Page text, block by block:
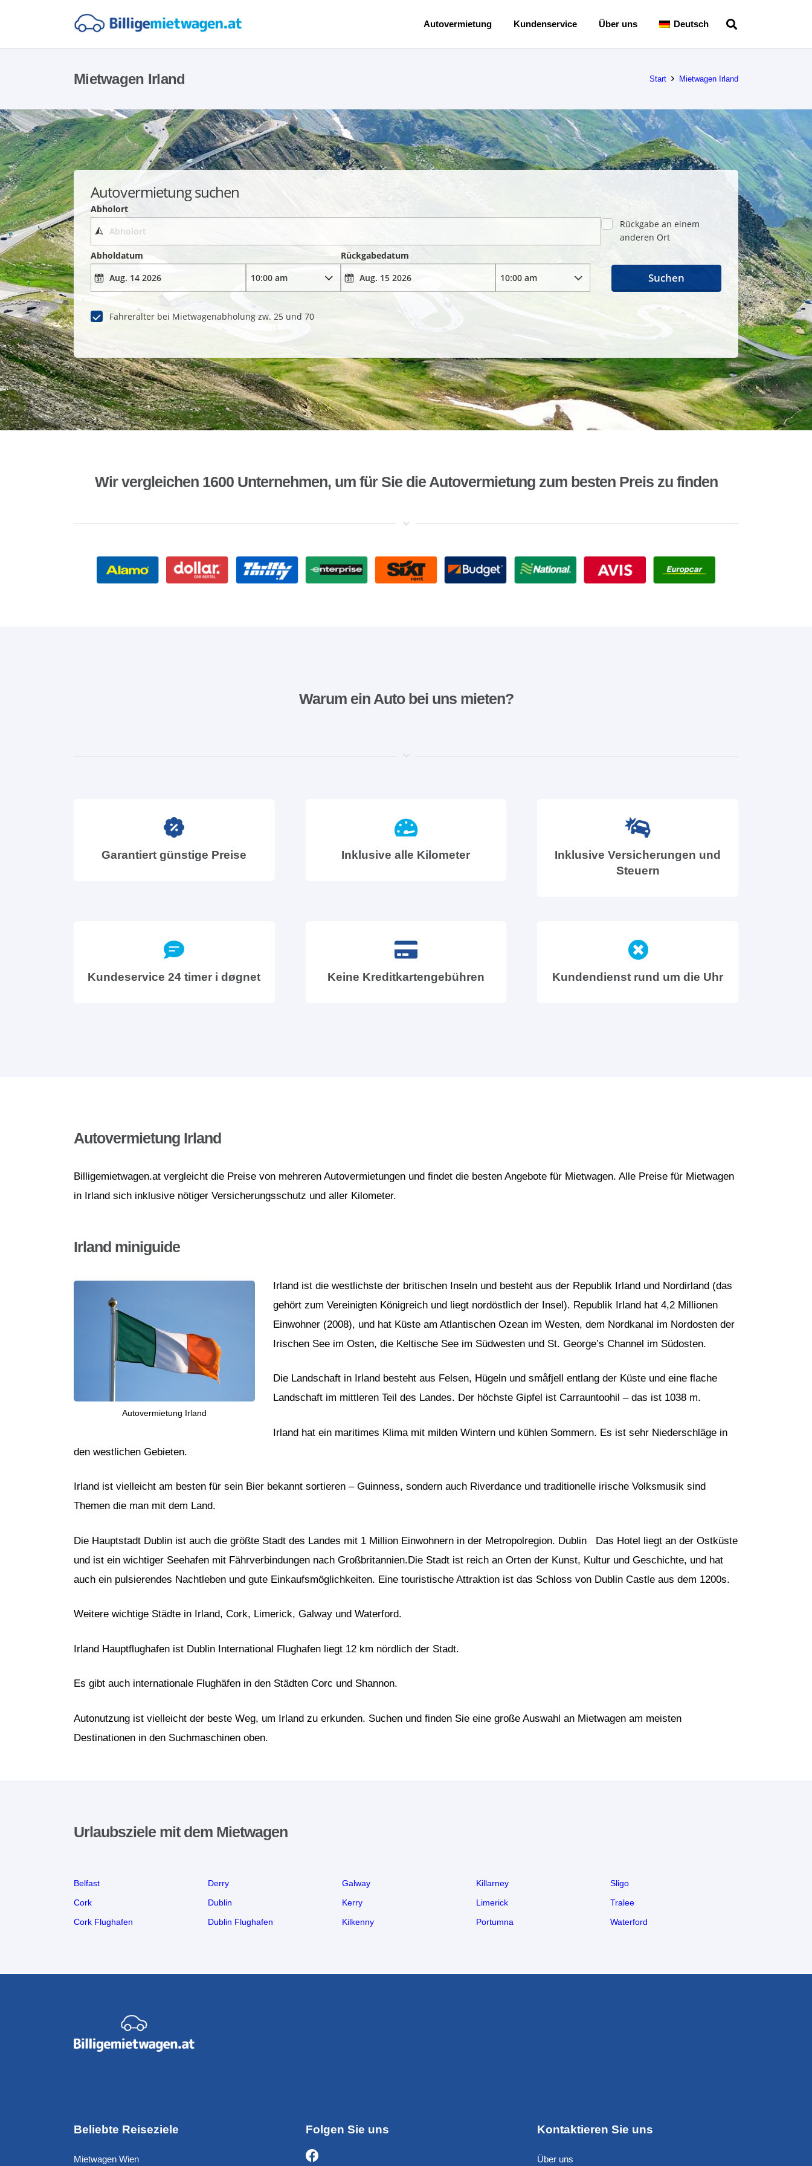
Autovermietung Kundenservice Über uns Deutsch
Mietwagen Irland Start Mietwagen Irland
Autovermietung suchen
Abholort
Rückgabe an einem
anderen Ort
Abholdatum
Rückgabedatum
Fahreralter bei Mietwagenabholung zw. 25 und 70
Suchen
Wir vergleichen 1600 Unternehmen, um für Sie die Autovermietung zum besten Preis zu finden
Warum ein Auto bei uns mieten?
Garantiert günstige Preise Inklusive alle Kilometer
Inklusive Versicherungen und
Steuern
Kundeservice 24 timer i døgnet Keine Kreditkartengebühren Kundendienst rund um die Uhr
Autovermietung Irland
Billigemietwagen.at vergleicht die Preise von mehreren Autovermietungen und findet die besten Angebote für Mietwagen. Alle Preise für Mietwagen
in Irland sich inklusive nötiger Versicherungsschutz und aller Kilometer.
Irland miniguide
Autovermietung Irland
Irland ist die westlichste der britischen Inseln und besteht aus der Republik Irland und Nordirland (das
gehört zum Vereinigten Königreich und liegt nordöstlich der Insel). Republik Irland hat 4,2 Millionen
Einwohner (2008), und hat Küste am Atlantischen Ozean im Westen, dem Nordkanal im Nordosten der
Irischen See im Osten, die Keltische See im Südwesten und St. George’s Channel im Südosten.
Die Landschaft in Irland besteht aus Felsen, Hügeln und småfjell entlang der Küste und eine flache
Landschaft im mittleren Teil des Landes. Der höchste Gipfel ist Carrauntoohil – das ist 1038 m.
Irland hat ein maritimes Klima mit milden Wintern und kühlen Sommern. Es ist sehr Niederschläge in
den westlichen Gebieten.
Irland ist vielleicht am besten für sein Bier bekannt sortieren – Guinness, sondern auch Riverdance und traditionelle irische Volksmusik sind
Themen die man mit dem Land.
Die Hauptstadt Dublin ist auch die größte Stadt des Landes mit 1 Million Einwohnern in der Metropolregion. Dublin Das Hotel liegt an der Ostküste
und ist ein wichtiger Seehafen mit Fährverbindungen nach Großbritannien.Die Stadt ist reich an Orten der Kunst, Kultur und Geschichte, und hat
auch ein pulsierendes Nachtleben und gute Einkaufsmöglichkeiten. Eine touristische Attraktion ist das Schloss von Dublin Castle aus dem 1200s.
Weitere wichtige Städte in Irland, Cork, Limerick, Galway und Waterford.
Irland Hauptflughafen ist Dublin International Flughafen liegt 12 km nördlich der Stadt.
Es gibt auch internationale Flughäfen in den Städten Corc und Shannon.
Autonutzung ist vielleicht der beste Weg, um Irland zu erkunden. Suchen und finden Sie eine große Auswahl an Mietwagen am meisten
Destinationen in den Suchmaschinen oben.
Urlaubsziele mit dem Mietwagen
Belfast
Cork
Cork Flughafen
Derry
Dublin
Dublin Flughafen
Galway
Kerry
Kilkenny
Killarney
Limerick
Portumna
Sligo
Tralee
Waterford
Beliebte Reiseziele
Mietwagen Wien
Folgen Sie uns Kontaktieren Sie uns
Über uns